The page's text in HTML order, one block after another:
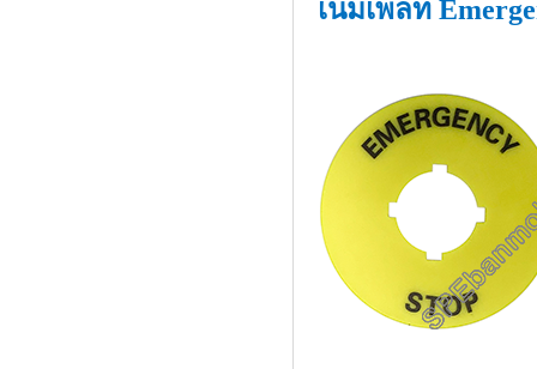
เนมเพลท